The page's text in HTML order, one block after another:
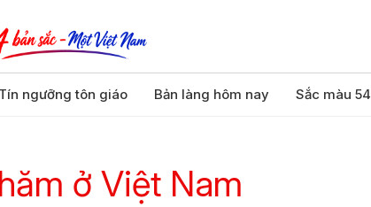
Tín ngưỡng tôn giáo Bản làng hôm nay Sắc màu 54
ở Việt Nam